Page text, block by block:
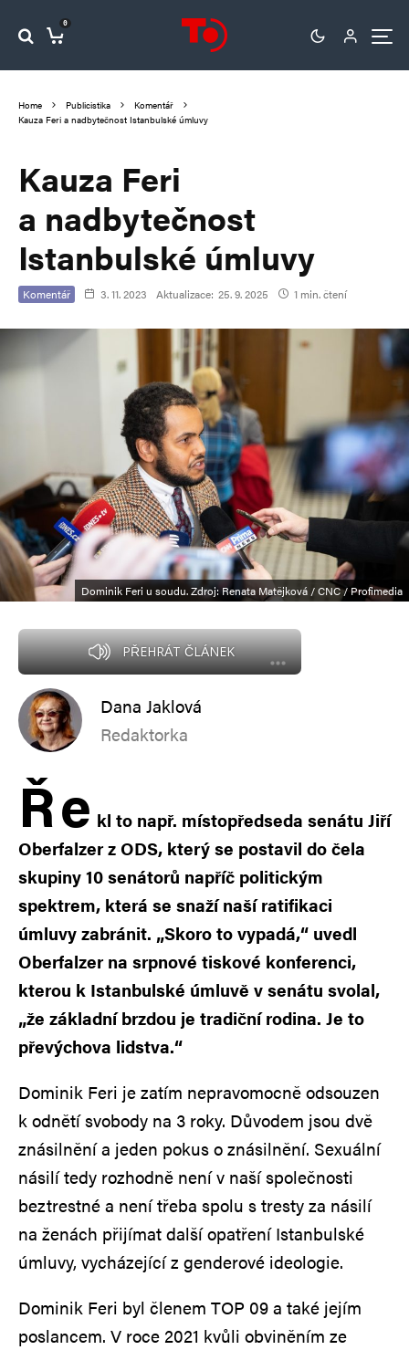
0
Home Publicistika
Komentář
Kauza Feri a nadbytečnost Istanbulské úmluvy
Kauza Feri
a nadbytečnost
Istanbulské úmluvy
Komentář 3. 11. 2023 Aktualizace: 25. 9. 2025 1 min. čtení
Dominik Feri u soudu. Zdroj: Renata Matějková / CNC / Profimedia
PŘEHRÁT ČLÁNEK
Dana Jaklová
Redaktorka
Ře kl to např. místopředseda senátu Jiří
Oberfalzer z ODS, který se postavil do čela
skupiny 10 senátorů napříč politickým
spektrem, která se snaží naší ratifikaci
úmluvy zabránit. „Skoro to vypadá,“ uvedl
Oberfalzer na srpnové tiskové konferenci,
kterou k Istanbulské úmluvě v senátu svolal,
„že základní brzdou je tradiční rodina. Je to
převýchova lidstva.“
Dominik Feri je zatím nepravomocně odsouzen
k odnětí svobody na 3 roky. Důvodem jsou dvě
znásilnění a jeden pokus o znásilnění. Sexuální
násilí tedy rozhodně není v naší společnosti
beztrestné a není třeba spolu s tresty za násilí
na ženách přijímat další opatření Istanbulské
úmluvy, vycházející z genderové ideologie.
Dominik Feri byl členem TOP 09 a také jejím
poslancem. V roce 2021 kvůli obviněním ze